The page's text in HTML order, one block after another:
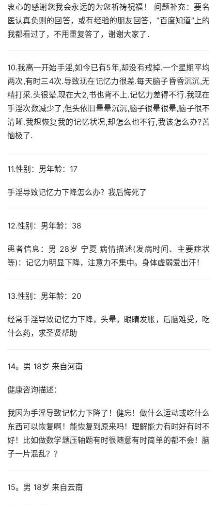
衷心的感谢您我会永远的为您祈祷祝福！ 问题补充：要名
医认真负则的回答，或有经验的朋友回答，”百度知道”上的
我都看过了，不用重复答了，谢谢大家了．
10.我高一开始手淫,如今已有5年,却没有戒掉.一个星期平均
两次,有时三4次.导致现在记忆力很差.每天脑子昏昏沉沉,无
精打采.头很晕.现在大2,书也背不上.记忆力差得不行.我现在
手淫次数减少了,但头依旧晕晕沉沉,脑子很晕很晕,脑子很不
清晰.我想恢复我的记忆状况,却怎么也不行,我该怎么办?苦
恼极了.
11.性别：男年龄：17
手淫导致记忆力下降怎么办？我后悔死了
12.性别：男年龄：38
患者信息：男 28岁 宁夏 病情描述(发病时间、主要症状
等)：记忆力明显下降，注意力不集中。身体虚弱爱出汗！
13.性别：男年龄：20
经常手淫导致记忆力下降，头晕，眼睛发胀，后脑难受，吃
什么药，求圣贤帮助
14。男 18岁 来自河南
健康咨询描述：
我因为手淫导致记忆力下降了！健忘！做什么运动或吃什么
东西可以恢复啊！能恢复到原来吗！理解能力有时好有时不
好！比如做数学题压轴题有时很随意有时简单的都不会！脑
子一片混乱？？
15。男 18岁 来自云南